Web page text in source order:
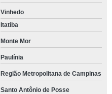
Vinhedo
Itatiba
Monte Mor
Paulínia
Região Metropolitana de Campinas
Santo Antônio de Posse